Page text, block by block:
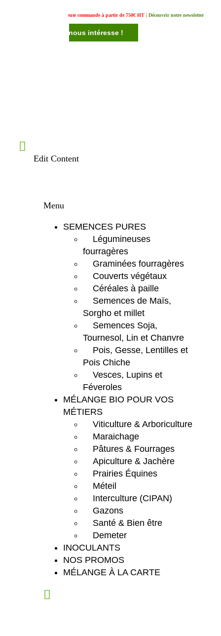
Un cadeau offert pour toute commande à partir de 750€ HT | Découvrir notre newsletter
Votre avis nous intéresse !
Edit Content
Menu
SEMENCES PURES
Légumineuses
fourragères
Graminées fourragères
Couverts végétaux
Céréales à paille
Semences de Maïs,
Sorgho et millet
Semences Soja,
Tournesol, Lin et Chanvre
Pois, Gesse, Lentilles et
Pois Chiche
Vesces, Lupins et
Féveroles
MÉLANGE BIO POUR VOS
MÉTIERS
Viticulture & Arboriculture
Maraichage
Pâtures & Fourrages
Apiculture & Jachère
Prairies Équines
Méteil
Interculture (CIPAN)
Gazons
Santé & Bien être
Demeter
INOCULANTS
NOS PROMOS
MÉLANGE À LA CARTE